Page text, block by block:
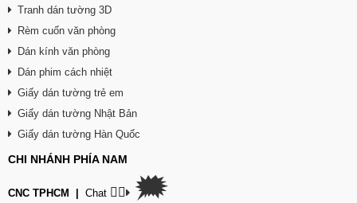
Tranh dán tường 3D
Rèm cuốn văn phòng
Dán kính văn phòng
Dán phim cách nhiệt
Giấy dán tường trẻ em
Giấy dán tường Nhật Bản
Giấy dán tường Hàn Quốc
CHI NHÁNH PHÍA NAM
CNC TPHCM Chat 👉🏽 🗯